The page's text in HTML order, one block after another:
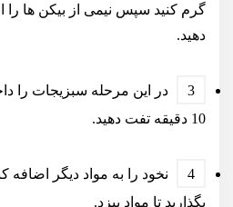
دهید.
در این مرحله سبزیجات را
10 دقیقه تفت دهید.
نخود را به مواد دیگر اضافه
بگذارید تا مواد بپزد.